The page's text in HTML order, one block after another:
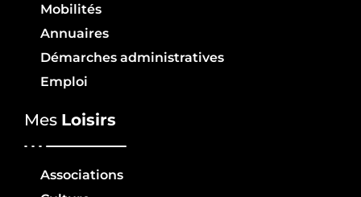
Mobilités
Annuaires
Démarches administratives
Emploi
Mes Loisirs
Associations